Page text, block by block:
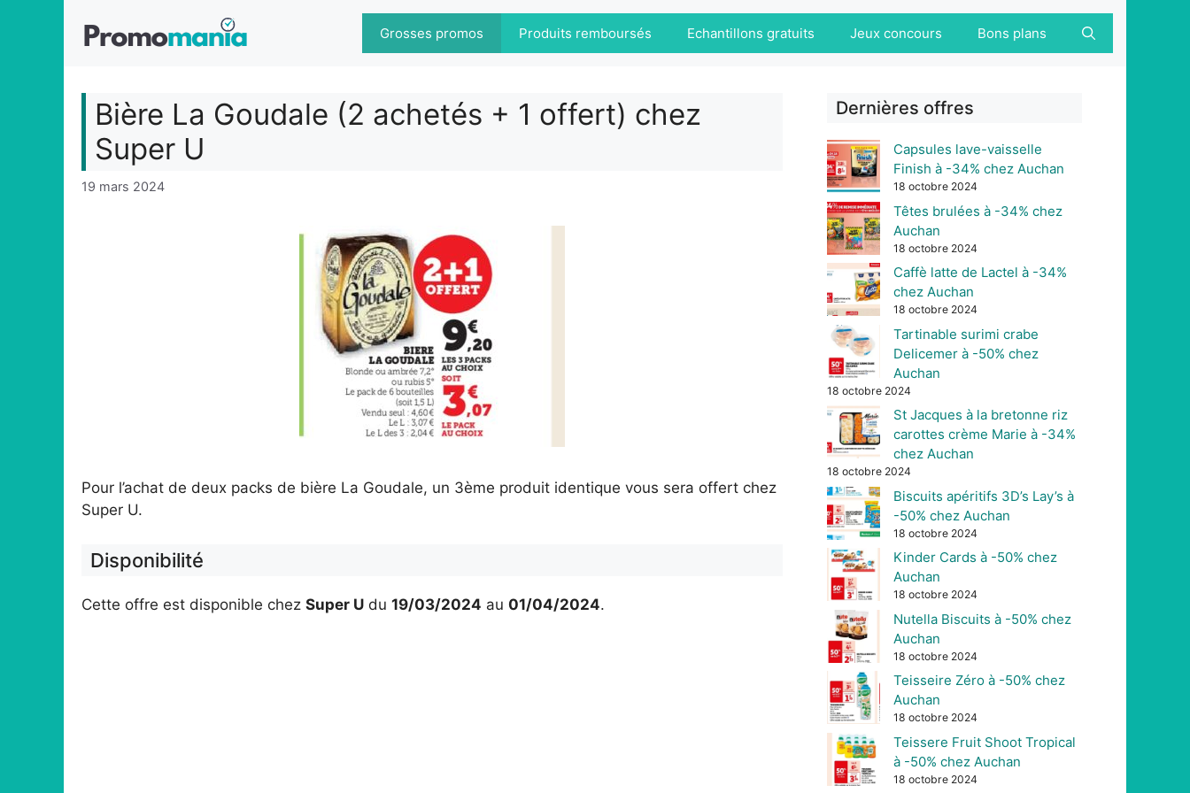
Grosses promos Produits remboursés Echantillons gratuits Jeux concours Bons plans
Bière La Goudale (2 achetés + 1 offert) chez
Super U
19 mars 2024
Pour l’achat de deux packs de bière La Goudale, un 3ème produit identique vous sera offert chez
Super U.
Disponibilité
Cette offre est disponible chez Super U du 19/03/2024 au 01/04/2024.
Dernières offres
Capsules lave-vaisselle
Finish à -34% chez Auchan
18 octobre 2024
Têtes brulées à -34% chez
Auchan
18 octobre 2024
Caffè latte de Lactel à -34%
chez Auchan
18 octobre 2024
Tartinable surimi crabe
Delicemer à -50% chez
Auchan
18 octobre 2024
St Jacques à la bretonne riz
carottes crème Marie à -34%
chez Auchan
18 octobre 2024
Biscuits apéritifs 3D’s Lay’s à
-50% chez Auchan
18 octobre 2024
Kinder Cards à -50% chez
Auchan
18 octobre 2024
Nutella Biscuits à -50% chez
Auchan
18 octobre 2024
Teisseire Zéro à -50% chez
Auchan
18 octobre 2024
Teissere Fruit Shoot Tropical
à -50% chez Auchan
18 octobre 2024